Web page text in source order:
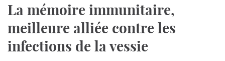
La mémoire immunitaire,
meilleure alliée contre les
infections de la vessie